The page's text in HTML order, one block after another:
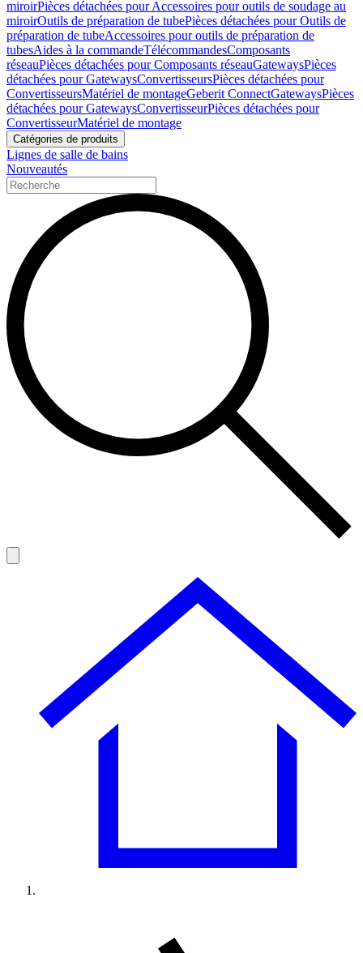
miroirPièces détachées pour Accessoires pour outils de soudage au
miroirOutils de préparation de tubePièces détachées pour Outils de
préparation de tubeAccessoires pour outils de préparation de
tubesAides à la commandeTélécommandesComposants
réseauPièces détachées pour Composants réseauGatewaysPièces
détachées pour GatewaysConvertisseursPièces détachées pour
ConvertisseursMatériel de montageGeberit ConnectGatewaysPièces
détachées pour GatewaysConvertisseurPièces détachées pour
ConvertisseurMatériel de montage
Catégories de produits
Lignes de salle de bains
Nouveautés